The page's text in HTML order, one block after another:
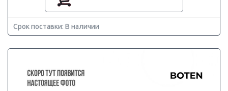
Срок поставки: В наличии